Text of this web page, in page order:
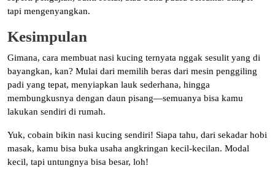
tapi mengenyangkan.
Kesimpulan
Gimana, cara membuat nasi kucing ternyata nggak sesulit yang di
bayangkan, kan? Mulai dari memilih beras dari mesin penggiling
padi yang tepat, menyiapkan lauk sederhana, hingga
membungkusnya dengan daun pisang—semuanya bisa kamu
lakukan sendiri di rumah.
Yuk, cobain bikin nasi kucing sendiri! Siapa tahu, dari sekadar hobi
masak, kamu bisa buka usaha angkringan kecil-kecilan. Modal
kecil, tapi untungnya bisa besar, loh!